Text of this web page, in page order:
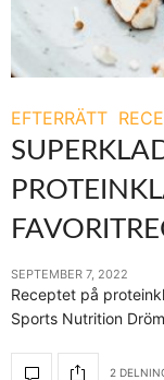
EFTERRÄTT
SEPTEMBER 7, 2022
Receptet på
Sports Nutrition
2